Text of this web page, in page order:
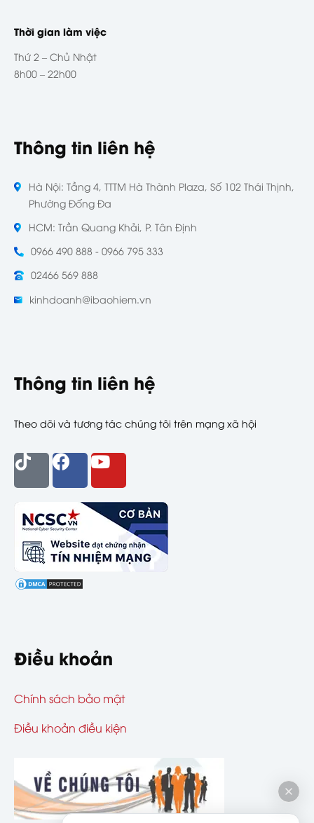
Thời gian làm việc
Thứ 2 – Chủ Nhật
8h00 – 22h00
Thông tin liên hệ
Hà Nội: Tầng 4, TTTM Hà Thành Plaza, Số 102 Thái Thịnh,
Phường Đống Đa
HCM: Trần Quang Khải, P. Tân Định
0966 490 888 - 0966 795 333
02466 569 888
kinhdoanh@ibaohiem.vn
Thông tin liên hệ
Theo dõi và tương tác chúng tôi trên mạng xã hội
Điều khoản
Chính sách bảo mật
Điều khoản điều kiện